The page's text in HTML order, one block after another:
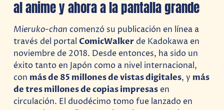
al anime y ahora a la pantalla grande
Mieruko-chan comenzó su publicación en línea a
través del portal ComicWalkerde Kadokawa en
noviembre de 2018. Desde entonces, ha sido un
éxito tanto en Japón como a nivel internacional,
con más de 85 millones de vistas digitales, y más
de tres millones de copias impresasen
circulación. El duodécimo tomo fue lanzado en